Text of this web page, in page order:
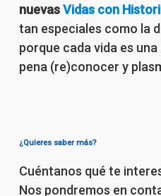
nuevasVidas con
tan especiales como la
porque cada vida es
pena (re)conocer y
¿Quieres saber más?
Cuéntanos qué te
Nos pondremos en